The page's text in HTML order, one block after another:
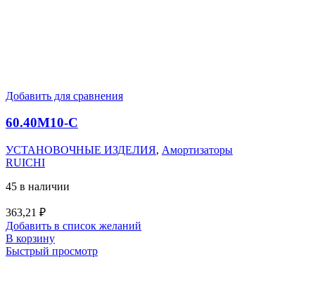
Добавить для сравнения
60.40M10-C
УСТАНОВОЧНЫЕ ИЗДЕЛИЯ, Амортизаторы
RUICHI
45 в наличии
363,21 ₽
Добавить в список желаний
В корзину
Быстрый просмотр